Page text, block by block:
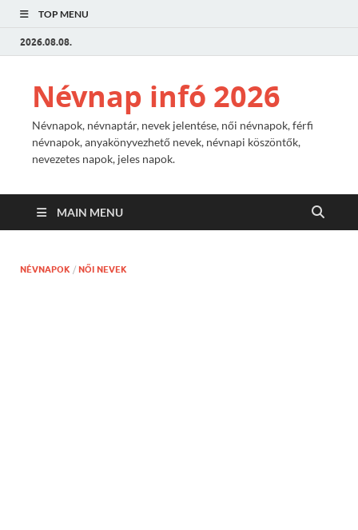
TOP MENU
2026.08.08.
Névnap infó 2026
Névnapok, névnaptár, nevek jelentése, női névnapok, férfi
névnapok, anyakönyvezhető nevek, névnapi köszöntők,
nevezetes napok, jeles napok.
MAIN MENU
NÉVNAPOK / NŐI NEVEK